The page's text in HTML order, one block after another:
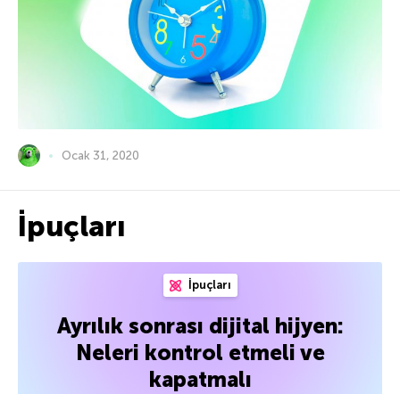
Ocak 31, 2020
İpuçları
İpuçları
Ayrılık sonrası dijital hijyen:
Neleri kontrol etmeli ve
kapatmalı